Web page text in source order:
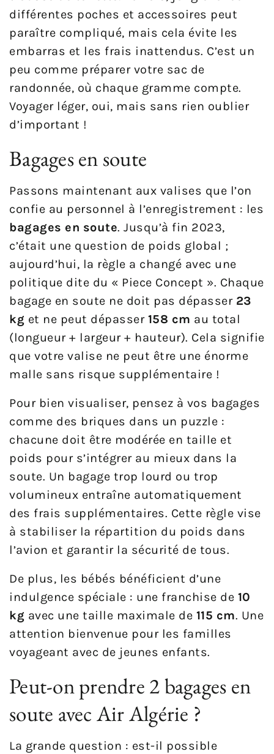
différentes poches et accessoires peut
paraître compliqué, mais cela évite les
embarras et les frais inattendus. C’est un
peu comme préparer votre sac de
randonnée, où chaque gramme compte.
Voyager léger, oui, mais sans rien oublier
d’important !
Bagages en soute
Passons maintenant aux valises que l’on
confie au personnel à l’enregistrement : les
bagages en soute. Jusqu’à fin 2023,
c’était une question de poids global ;
aujourd’hui, la règle a changé avec une
politique dite du « Piece Concept ». Chaque
bagage en soute ne doit pas dépasser 23
kg et ne peut dépasser 158 cm au total
(longueur + largeur + hauteur). Cela signifie
que votre valise ne peut être une énorme
malle sans risque supplémentaire !
Pour bien visualiser, pensez à vos bagages
comme des briques dans un puzzle :
chacune doit être modérée en taille et
poids pour s’intégrer au mieux dans la
soute. Un bagage trop lourd ou trop
volumineux entraîne automatiquement
des frais supplémentaires. Cette règle vise
à stabiliser la répartition du poids dans
l’avion et garantir la sécurité de tous.
De plus, les bébés bénéficient d’une
indulgence spéciale : une franchise de 10
kg avec une taille maximale de 115 cm. Une
attention bienvenue pour les familles
voyageant avec de jeunes enfants.
Peut-on prendre 2 bagages en
soute avec Air Algérie ?
La grande question : est-il possible